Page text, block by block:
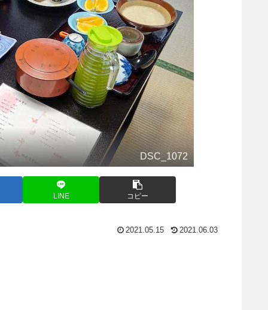
DSC_1072
LINE コピー
2021.05.15 2021.06.03